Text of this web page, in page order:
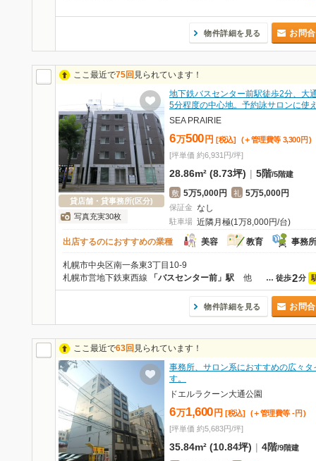
物件詳細を見る お問
ここ最近で75回 見られています！
貸店舗・貸事務所(区分)
写真充実30枚
地下鉄バスセンター前駅徒歩2分、大
5分程度の中心地。予約詠サロンに使
SEA PRAIRIE
6万500 円 [税込] (＋管理費等 3,300 円 )
[坪単価 約6,931円/坪]
28.86m² (8.73坪) | 5階/5階建
敷 5万5,000円 礼 5万5,000円
保証金 なし
駐車場 近隣月極(1万8,000円/台)
出店するのにおすすめの業種
美容 教育 事務所
札幌市中央区南一条東3丁目10-9
… 徒歩2分
札幌市営地下鉄東西線 「バスセンター前」駅 他
物件詳細を見る お問
ここ最近で63回 見られています！
事務所、サロン系におすすめの広々タ
す。
ドエルラクーン大通公園
6万1,600 円 [税込] (＋管理費等 - 円 )
[坪単価 約5,683円/坪]
35.84m² (10.84坪) | 4階/9階建